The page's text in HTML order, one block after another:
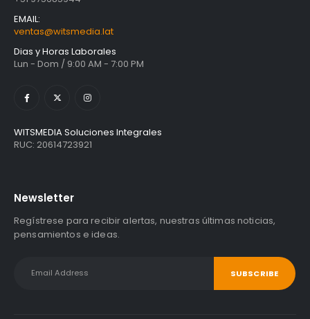
EMAIL:
ventas@witsmedia.lat
Dias y Horas Laborales
Lun - Dom / 9:00 AM - 7:00 PM
WITSMEDIA Soluciones Integrales
RUC: 20614723921
Newsletter
Regístrese para recibir alertas, nuestras últimas noticias,
pensamientos e ideas.